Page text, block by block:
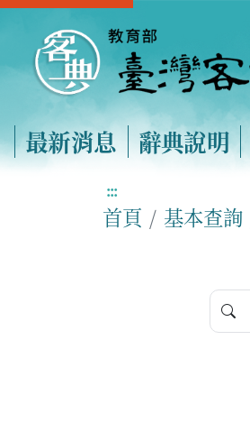
最新消息 辭典說明
:::
首頁 基本查詢